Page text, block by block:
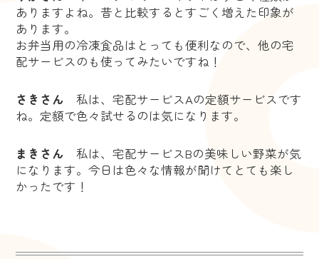
ありますよね。昔と比較するとすごく増えた印象が
あります。
お弁当用の冷凍食品はとっても便利なので、他の宅
配サービスのも使ってみたいですね！
さきさん私は、宅配サービスAの定額サービスです
ね。定額で色々試せるのは気になります。
まきさん私は、宅配サービスBの美味しい野菜が気
になります。今日は色々な情報が聞けてとても楽し
かったです！